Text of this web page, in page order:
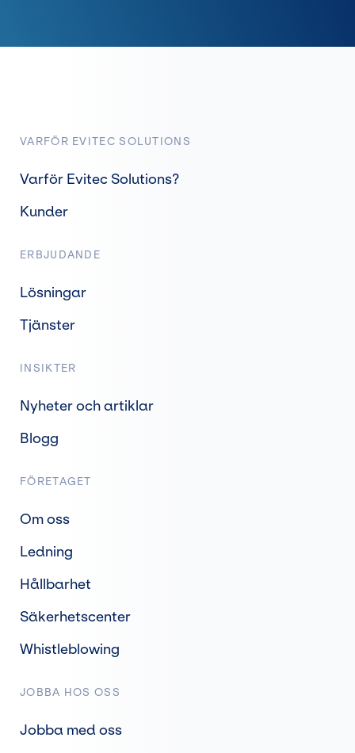
VARFÖR EVITEC SOLUTIONS
Varför Evitec Solutions?
Kunder
ERBJUDANDE
Lösningar
Tjänster
INSIKTER
Nyheter och artiklar
Blogg
FÖRETAGET
Om oss
Ledning
Hållbarhet
Säkerhetscenter
Whistleblowing
JOBBA HOS OSS
Jobba med oss